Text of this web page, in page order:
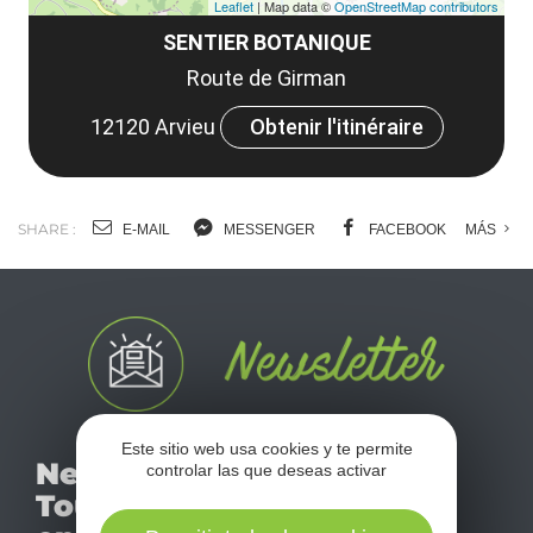
SENTIER BOTANIQUE
Route de Girman
12120 Arvieu
Obtenir l'itinéraire
Leaflet | Map data ©OpenStreetMap contributors
SHARE : E-MAIL MESSENGER FACEBOOK MÁS
Newsletter
Tourismo
No se pierda nuestro
mensual newsletter y
déjese inspirar para
Este sitio web usa cookies y te permite
controlar las que deseas activar